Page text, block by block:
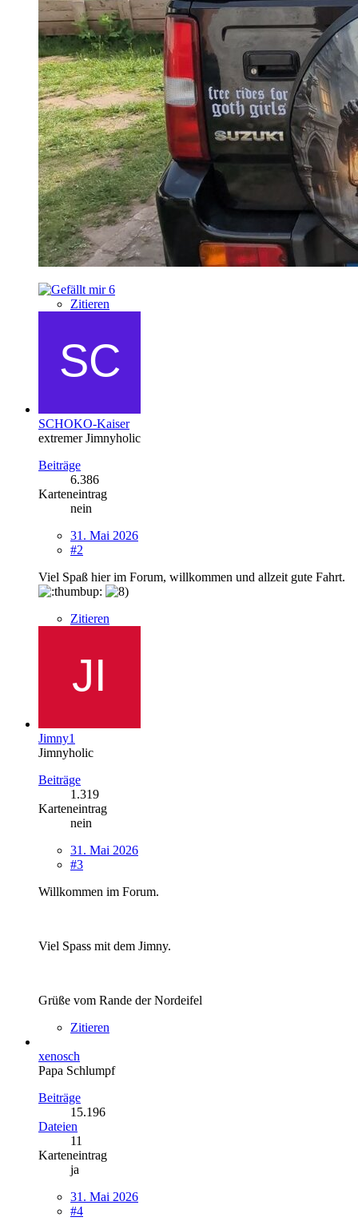
6
Zitieren
SCHOKO-Kaiser
extremer Jimnyholic
Beiträge
6.386
Karteneintrag
nein
31. Mai 2026
#2
Viel Spaß hier im Forum, willkommen und allzeit gute Fahrt.
Zitieren
Jimny1
Jimnyholic
Beiträge
1.319
Karteneintrag
nein
31. Mai 2026
#3
Willkommen im Forum.
Viel Spass mit dem Jimny.
Grüße vom Rande der Nordeifel
Zitieren
xenosch
Papa Schlumpf
Beiträge
15.196
Dateien
11
Karteneintrag
ja
31. Mai 2026
#4